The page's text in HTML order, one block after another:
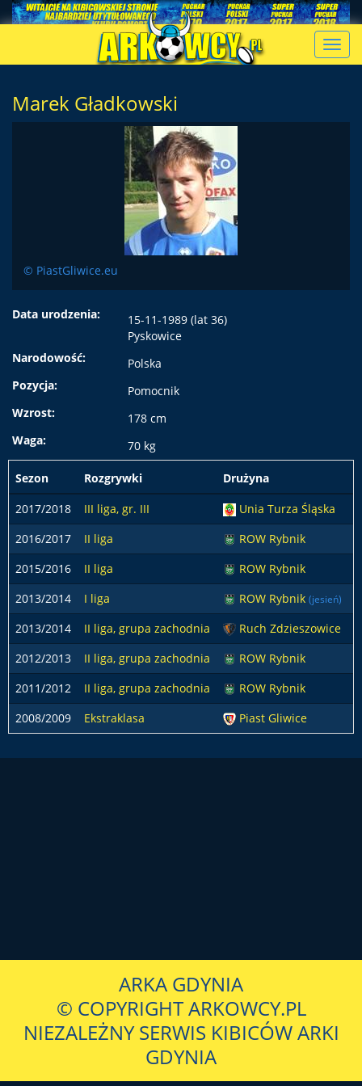
Marek Gładkowski
© PiastGliwice.eu
Data urodzenia:
15-11-1989 (lat 36)
Pyskowice
Narodowość:
Polska
Pozycja:
Pomocnik
Wzrost:
178 cm
Waga:
70 kg
Sezon Rozgrywki Drużyna
2017/2018
III liga, gr. III
Unia Turza Śląska
2016/2017
II liga
ROW Rybnik
2015/2016
II liga
ROW Rybnik
2013/2014
I liga ROW Rybnik (jesień)
2013/2014 II liga, grupa zachodnia
Ruch Zdzieszowice
2012/2013
II liga, grupa zachodnia
ROW Rybnik
2011/2012
II liga, grupa zachodnia
ROW Rybnik
2008/2009
Ekstraklasa Piast Gliwice
ARKA GDYNIA
© COPYRIGHT ARKOWCY.PL
NIEZALEŻNY SERWIS KIBICÓW ARKI
GDYNIA